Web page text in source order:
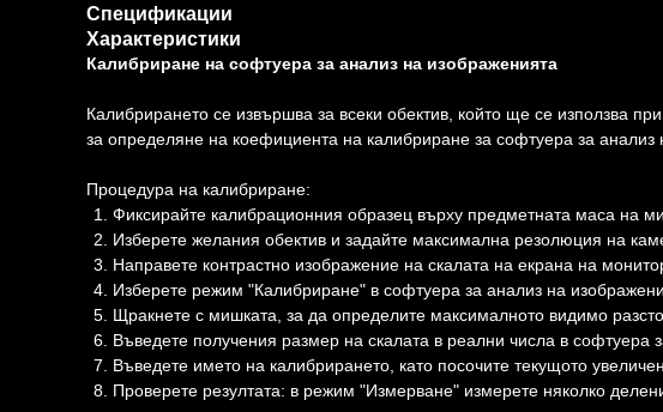
Спецификации
Характеристики
Калибриране на софтуера за анализ на изображенията
Калибрирането се извършва за всеки обектив, който ще се използва
за определяне на коефициента на калибриране за софтуера за анализ
Процедура на калибриране:
Фиксирайте калибрационния образец върху предметната маса на
Изберете желания обектив и задайте максимална резолюция на
Направете контрастно изображение на скалата на екрана на
Изберете режим "Калибриране" в софтуера за анализ на
Щракнете с мишката, за да определите максималното видимо
Въведете получения размер на скалата в реални числа в софтуера
Въведете името на калибрирането, като посочите текущото
Проверете резултата: в режим "Измерване" измерете няколко